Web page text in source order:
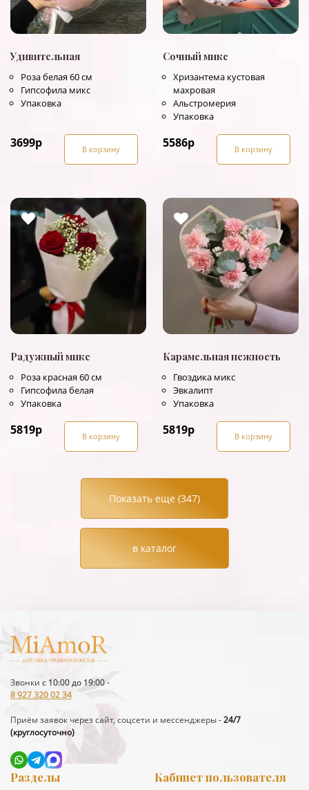
Удивительная
Роза белая 60 см
Гипсофила микс
Упаковка
3699р В корзину
Сочный микс
Хризантема кустовая
махровая
Альстромерия
Упаковка
5586р В корзину
Радужный микс
Роза красная 60 см
Гипсофила белая
Упаковка
5819р В корзину
Карамельная нежность
Гвоздика микс
Эвкалипт
Упаковка
5819р В корзину
Показать еще (347)
в каталог
Звонки с 10:00 до 19:00 -
8 927 320 02 34
Приём заявок через сайт, соцсети и мессенджеры-24/7
(круглосуточно)
Разделы Кабинет пользователя